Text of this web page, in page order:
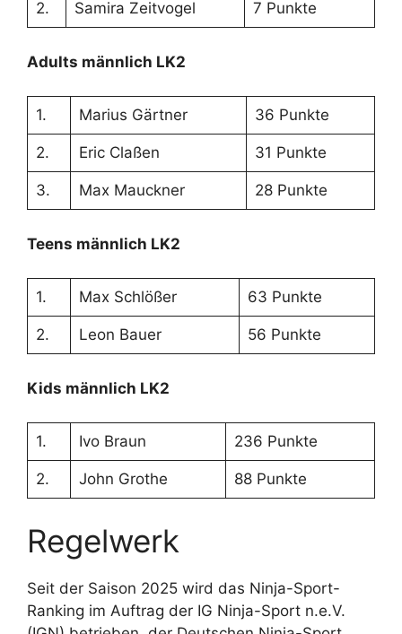
2. Samira Zeitvogel 7 Punkte
Adults männlich LK2
1. Marius Gärtner 36 Punkte
2. Eric Claßen 31 Punkte
3. Max Mauckner 28 Punkte
Teens männlich LK2
1. Max Schlößer 63 Punkte
2. Leon Bauer 56 Punkte
Kids männlich LK2
1. Ivo Braun 236 Punkte
2. John Grothe 88 Punkte
Regelwerk
Seit der Saison 2025 wird das Ninja-Sport-
Ranking im Auftrag der IG Ninja-Sport n.e.V.